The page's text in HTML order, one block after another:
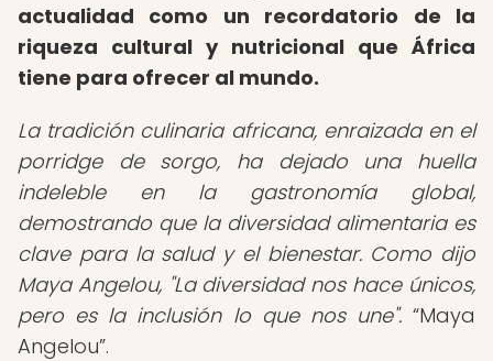
actualidad como un recordatorio de la
riqueza cultural y nutricional que África
tiene para ofrecer al mundo.
La tradición culinaria africana, enraizada en el
porridge de sorgo, ha dejado una huella
indeleble en la gastronomía global,
demostrando que la diversidad alimentaria es
clave para la salud y el bienestar. Como dijo
Maya Angelou, "La diversidad nos hace únicos,
pero es la inclusión lo que nos une".
Maya
Angelou .